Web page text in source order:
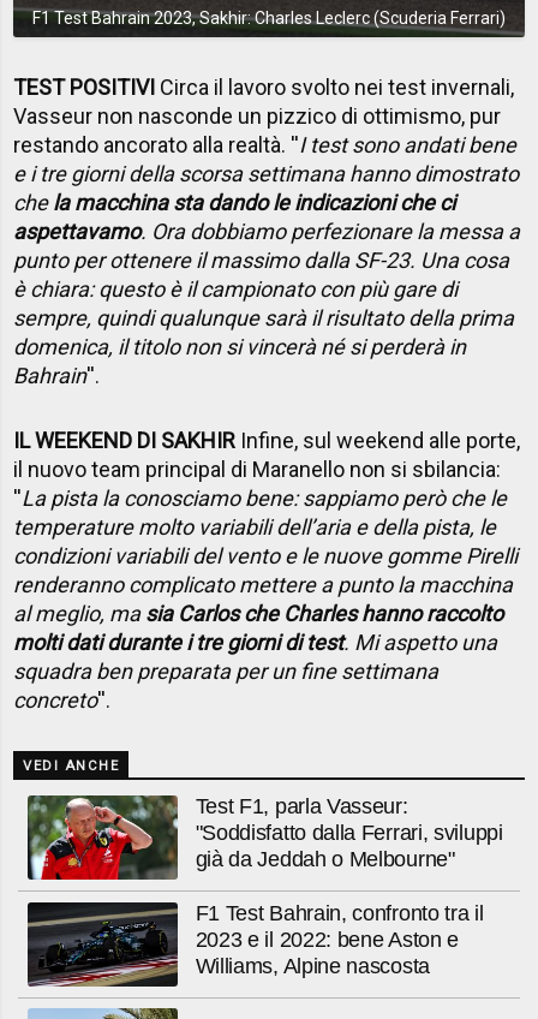
F1 Test Bahrain 2023, Sakhir: Charles Leclerc (Scuderia Ferrari)
TEST POSITIVI Circa il lavoro svolto nei test invernali,
Vasseur non nasconde un pizzico di ottimismo, pur
restando ancorato alla realtà. ''I test sono andati bene
e i tre giorni della scorsa settimana hanno dimostrato
chela macchina sta dando le indicazioni che ci
aspettavamo. Ora dobbiamo perfezionare la messa a
punto per ottenere il massimo dalla SF-23. Una cosa
è chiara: questo è il campionato con più gare di
sempre, quindi qualunque sarà il risultato della prima
domenica, il titolo non si vincerà né si perderà in
Bahrain''.
IL WEEKEND DI SAKHIR Infine, sul weekend alle porte,
il nuovo team principal di Maranello non si sbilancia:
''La pista la conosciamo bene: sappiamo però che le
temperature molto variabili dell’aria e della pista, le
condizioni variabili del vento e le nuove gomme Pirelli
renderanno complicato mettere a punto la macchina
al meglio, masia Carlos che Charles hanno raccolto
molti dati durante i tre giorni di test. Mi aspetto una
squadra ben preparata per un fine settimana
concreto''.
VEDI ANCHE
Test F1, parla Vasseur:
"Soddisfatto dalla Ferrari, sviluppi
già da Jeddah o Melbourne"
F1 Test Bahrain, confronto tra il
2023 e il 2022: bene Aston e
Williams, Alpine nascosta